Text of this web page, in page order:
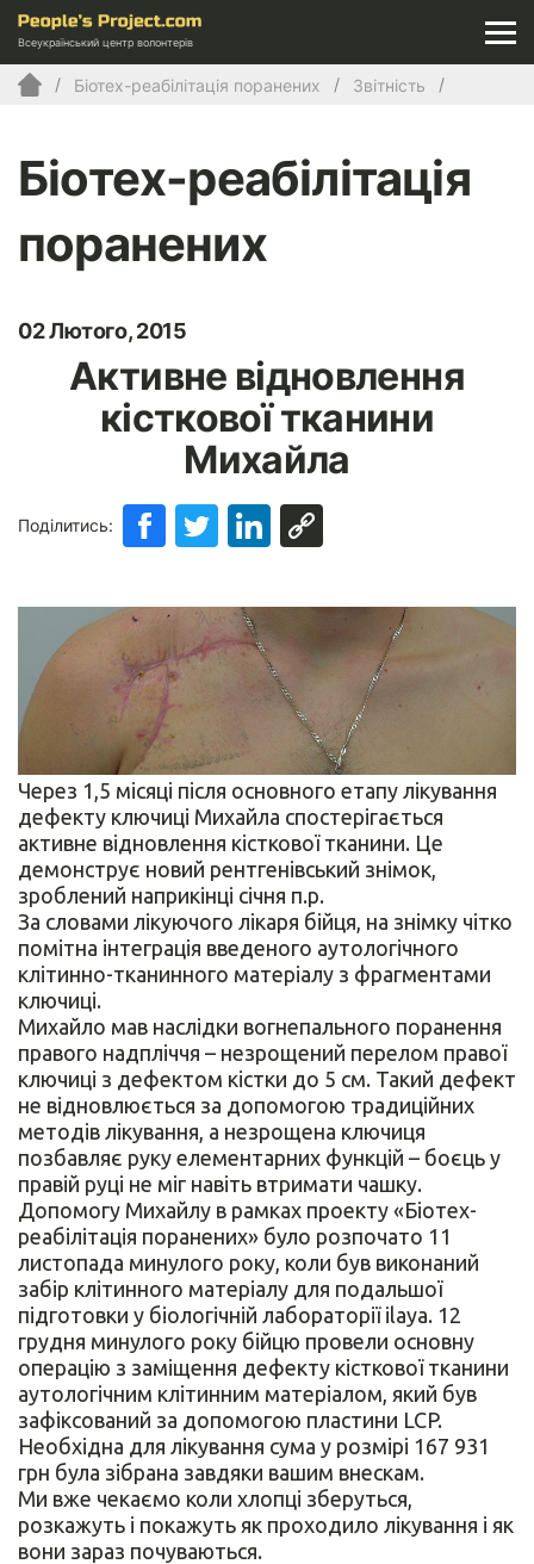
Всеукраїнський центр волонтерів
Біотех-реабілітація поранених Звітність
Біотех-реабілітація
поранених
02 Лютого, 2015
Активне відновлення
кісткової тканини
Михайла
Поділитись:
Через 1,5 місяці після основного етапу лікування
дефекту ключиці Михайла спостерігається
активне відновлення кісткової тканини. Це
демонструє новий рентгенівський знімок,
зроблений наприкінці січня п.р.
За словами лікуючого лікаря бійця, на знімку чітко
помітна інтеграція введеного аутологічного
клітинно-тканинного матеріалу з фрагментами
ключиці.
Михайло мав наслідки вогнепального поранення
правого надпліччя – незрощений перелом правої
ключиці з дефектом кістки до 5 см. Такий дефект
не відновлюється за допомогою традиційних
методів лікування, а незрощена ключиця
позбавляє руку елементарних функцій – боєць у
правій руці не міг навіть втримати чашку.
Допомогу Михайлу в рамках проекту «Біотех-
реабілітація поранених» було розпочато 11
листопада минулого року, коли був виконаний
забір клітинного матеріалу для подальшої
підготовки у біологічній лабораторії ilaya. 12
грудня минулого року бійцю провели основну
операцію з заміщення дефекту кісткової тканини
аутологічним клітинним матеріалом, який був
зафіксований за допомогою пластини LCP.
Необхідна для лікування сума у розмірі 167 931
грн була зібрана завдяки вашим внескам.
Ми вже чекаємо коли хлопці зберуться,
розкажуть і покажуть як проходило лікування і як
вони зараз почуваються.